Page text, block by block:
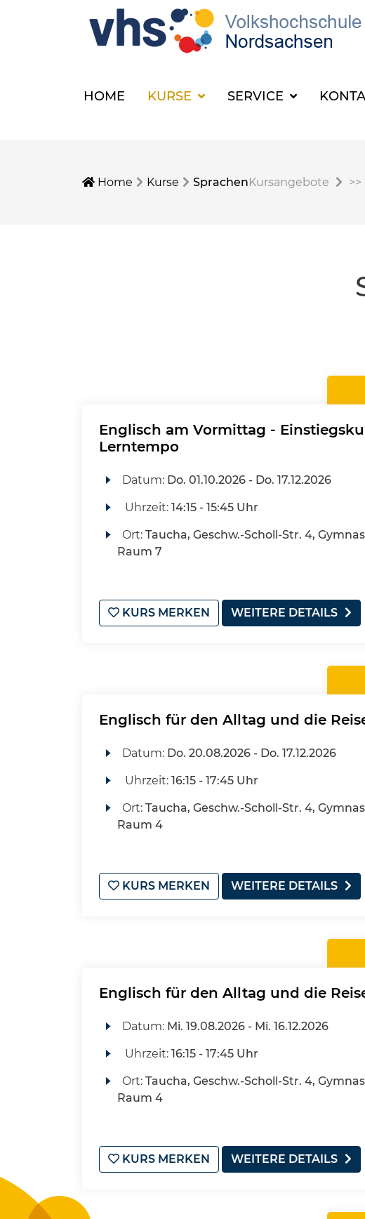
HOME KURSE SERVICE
Home Kurse SprachenKursangebote >>
Englisch am Vormittag -
Lerntempo
Datum: Do. 01.10.2026 - Do. 17.12.2026
Uhrzeit: 14:15 - 15:45 Uhr
Ort: Taucha, Geschw.-Scholl-Str. 4,
Raum 7
KURS MERKEN WEITERE DETAILS
Englisch für den Alltag und die
Datum: Do. 20.08.2026 - Do. 17.12.2026
Uhrzeit: 16:15 - 17:45 Uhr
Ort: Taucha, Geschw.-Scholl-Str. 4,
Raum 4
KURS MERKEN WEITERE DETAILS
Englisch für den Alltag und die
Datum: Mi. 19.08.2026 - Mi. 16.12.2026
Uhrzeit: 16:15 - 17:45 Uhr
Ort: Taucha, Geschw.-Scholl-Str. 4,
Raum 4
KURS MERKEN WEITERE DETAILS